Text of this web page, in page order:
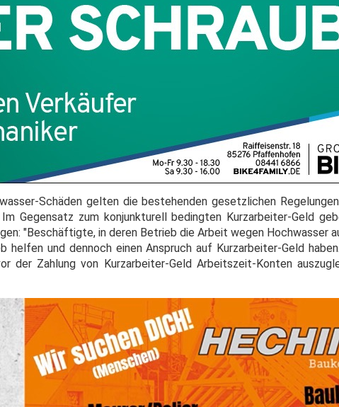
Schäden gelten die bestehenden gesetzlichen
Gegensatz zum konjunkturell bedingten Kurzarbeiter-Geld
"Beschäftigte, in deren Betrieb die Arbeit wegen Hochwasser
helfen und dennoch einen Anspruch auf Kurzarbeiter-Geld
der Zahlung von Kurzarbeiter-Geld Arbeitszeit-Konten